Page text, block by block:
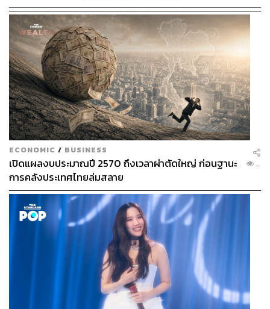
ECONOMIC / BUSINESS
เปิดแผลงบประมาณปี 2570 ถึงเวลาผ่าตัดใหญ่ ก่อนฐานะ
การคลังประเทศไทยล่มสลาย
...